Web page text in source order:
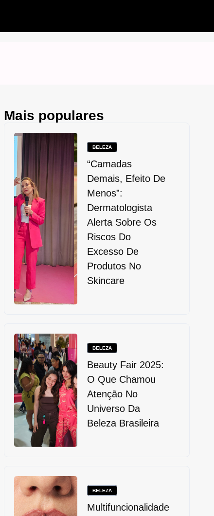
Mais populares
BELEZA
“Camadas
Demais, Efeito De
Menos”:
Dermatologista
Alerta Sobre Os
Riscos Do
Excesso De
Produtos No
Skincare
BELEZA
Beauty Fair 2025:
O Que Chamou
Atenção No
Universo Da
Beleza Brasileira
BELEZA
Multifuncionalidade